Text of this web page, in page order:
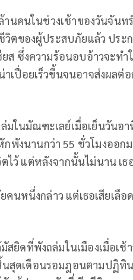
านคนในช่วงเช้าของวันจันท
ชีวิตของผู้ประสบภัยแล้ว ประ
ส ซึ่งความร้อนอบอ้าวจะทำ
เปื่อยเร็วขึ้นจนอาจส่งผลต่
ในมัณฑะเลย์เมื่อเย็นวันอา
งนานกว่า 55 ชั่วโมงออกม
ว้ แต่หลังจากนั้นไม่นาน เธ
นหนึ่งกล่าว แต่เธอเสียเลือ
ยิดที่พังถล่มในเมืองเมื่อเช้
สุดเดือนรอมฎอนตามปฏิทิ